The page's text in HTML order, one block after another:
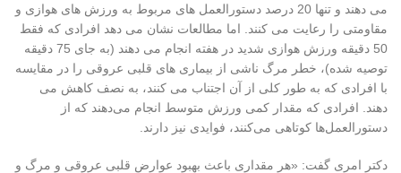
می دهند و تنها 20 درصد دستورالعمل های مربوط به ورزش های هوازی و
مقاومتی را رعایت می کنند. اما مطالعات نشان می دهد افرادی که فقط
50 دقیقه ورزش هوازی شدید در هفته انجام می دهند (به جای 75 دقیقه
توصیه شده)، خطر مرگ ناشی از بیماری های قلبی عروقی را در مقایسه
با افرادی که به طور کلی از آن اجتناب می کنند، به نصف کاهش می
دهند. افرادی که مقدار کمی ورزش متوسط ​​انجام می‌دهند که از
دستورالعمل‌ها کوتاهی می‌کنند، فوایدی نیز دارند.
دکتر امری گفت: «هر مقداری باعث بهبود عوارض قلبی عروقی و مرگ و